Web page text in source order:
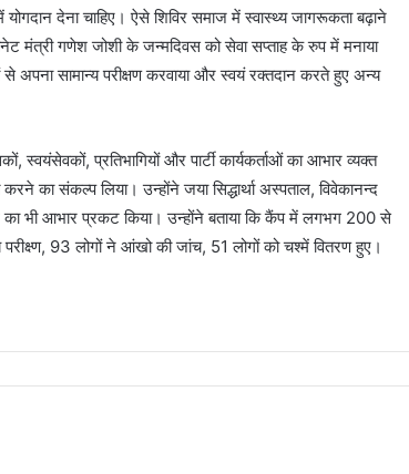
देना चाहिए। ऐसे शिविर समाज में स्वास्थ्य जागरूकता बढ़ाने
मंत्री गणेश जोशी के जन्मदिवस को सेवा सप्ताह के रुप में मनाया
अपना सामान्य परीक्षण करवाया और स्वयं रक्तदान करते हुए अन्य
प्रतिभागियों और पार्टी कार्यकर्ताओं का आभार व्यक्त
का संकल्प लिया। उन्होंने जया सिद्धार्था अस्पताल, विवेकानन्द
भी आभार प्रकट किया। उन्होंने बताया कि कैंप में लगभग 200 से
93 लोगों ने आंखो की जांच, 51 लोगों को चश्में वितरण हुए।